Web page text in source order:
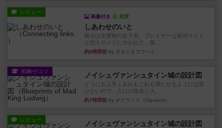
レビュー
画像付き 充実
しあわせのいと
舞台は全寮制の女子高。プレイヤーは探偵サイド
と犯人サイドに分かれて、探...
約6時間前 by タカミネコウヘイ
戦略やコツ ノイシュヴァンシュタイン城の設計図
どうにも上手くあれもこれも満たせるようには置
けないので、入口の除去と入...
約7時間前 by オグランド（Oguland）
レビュー ノイシュヴァンシュタイン城の設計図